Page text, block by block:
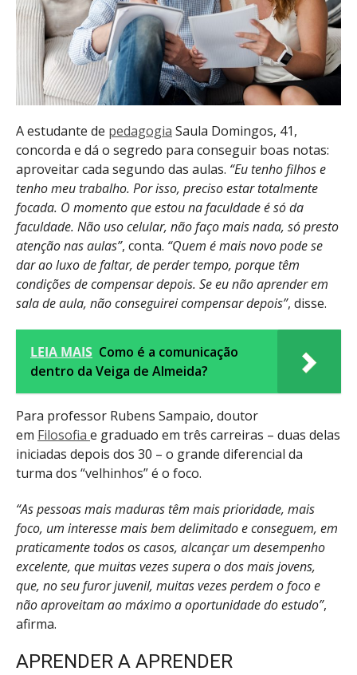
A estudante de pedagogia Saula Domingos, 41,
concorda e dá o segredo para conseguir boas notas:
aproveitar cada segundo das aulas. “Eu tenho filhos e
tenho meu trabalho. Por isso, preciso estar totalmente
focada. O momento que estou na faculdade é só da
faculdade. Não uso celular, não faço mais nada, só presto
atenção nas aulas”, conta. “Quem é mais novo pode se
dar ao luxo de faltar, de perder tempo, porque têm
condições de compensar depois. Se eu não aprender em
sala de aula, não conseguirei compensar depois”, disse.
LEIA MAIS Como é a comunicação
dentro da Veiga de Almeida?
Para professor Rubens Sampaio, doutor
em Filosofia e graduado em três carreiras – duas delas
iniciadas depois dos 30 – o grande diferencial da
turma dos “velhinhos” é o foco.
“As pessoas mais maduras têm mais prioridade, mais
foco, um interesse mais bem delimitado e conseguem, em
praticamente todos os casos, alcançar um desempenho
excelente, que muitas vezes supera o dos mais jovens,
que, no seu furor juvenil, muitas vezes perdem o foco e
não aproveitam ao máximo a oportunidade do estudo”,
afirma.
APRENDER A APRENDER